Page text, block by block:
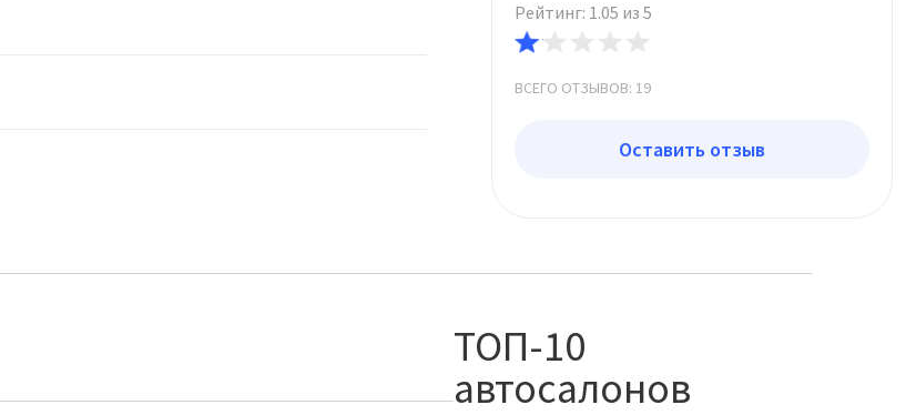
Рейтинг: 1.05 из 5
ВСЕГО ОТЗЫВОВ: 19
Оставить отзыв
ТОП-10
автосалонов